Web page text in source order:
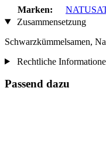
Marken:
Zusammensetzung
Schwarzkümmelsamen,
Rechtliche
Passend dazu